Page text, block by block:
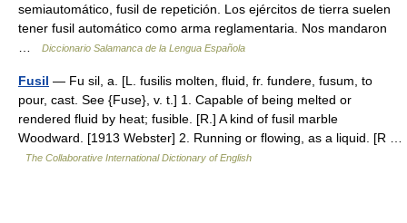
semiautomático, fusil de repetición. Los ejércitos de tierra suelen
tener fusil automático como arma reglamentaria. Nos mandaron
Diccionario Salamanca de la Lengua Española
Fusil — Fu sil, a. [L. fusilis molten, fluid, fr. fundere, fusum, to
pour, cast. See {Fuse}, v. t.] 1. Capable of being melted or
rendered fluid by heat; fusible. [R.] A kind of fusil marble
Woodward. [1913 Webster] 2. Running or flowing, as a liquid. [R …
The Collaborative International Dictionary of English